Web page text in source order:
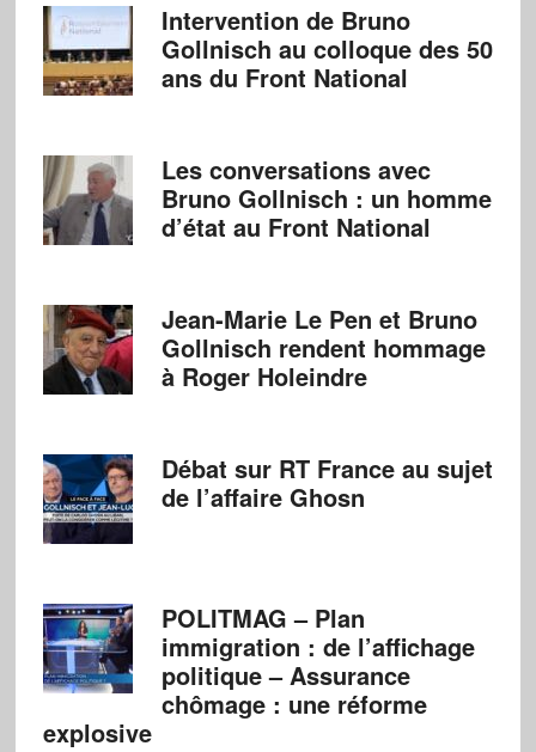
Intervention de Bruno
Gollnisch au colloque des 50
ans du Front National
Les conversations avec
Bruno Gollnisch : un homme
d’état au Front National
Jean-Marie Le Pen et Bruno
Gollnisch rendent hommage
à Roger Holeindre
Débat sur RT France au sujet
de l’affaire Ghosn
POLITMAG – Plan
immigration : de l’affichage
politique – Assurance
chômage : une réforme
explosive